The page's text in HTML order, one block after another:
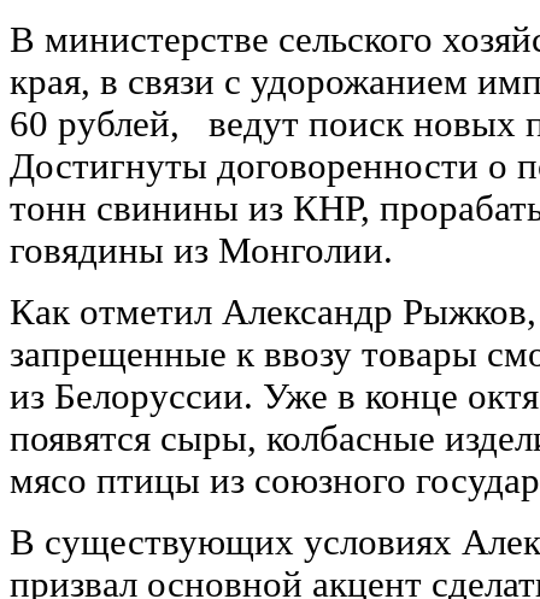
В министерстве сельского
края, в связи с удорожанием
60 рублей, ведут поиск новых
Достигнуты договоренности о
тонн свинины из КНР,
говядины из Монголии.
Как отметил Александр Рыжков,
запрещенные к ввозу товары
из Белоруссии. Уже в конце
появятся сыры, колбасные
мясо птицы из союзного
В существующих условиях
призвал основной акцент